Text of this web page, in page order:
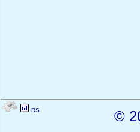
RS ©